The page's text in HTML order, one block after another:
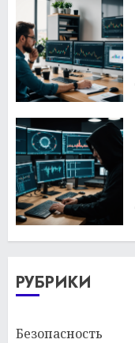
РУБРИКИ
Безопасность